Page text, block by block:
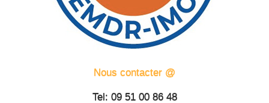
Nous contacter @
Tel: 09 51 00 86 48